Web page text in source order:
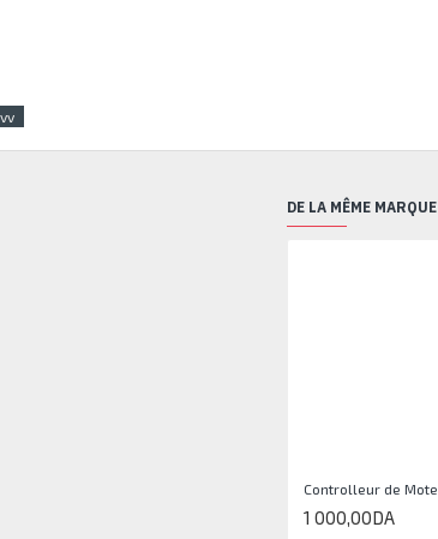
DE LA MÊME MARQUE
1 000,00DA